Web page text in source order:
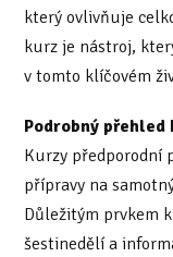
který ovlivňuje
kurz je nástroj,
v tomto klíčovém
Podrobný přehled
Kurzy předporodní
přípravy na
Důležitým prvkem
šestinedělí a